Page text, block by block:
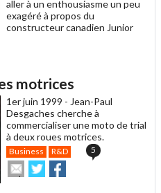
aller à un enthousiasme un peu
exagéré à propos du
constructeur canadien Junior
motrices
1er juin 1999 - Jean-Paul
Desgaches cherche à
commercialiser une moto de trial
à deux roues motrices.
Business R&D 5
Envoyer
cet
Partager
sur
sur